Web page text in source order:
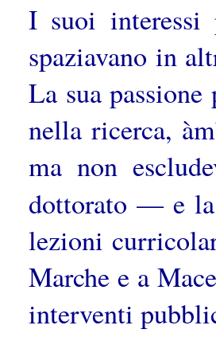
I suoi interessi
spaziavano in
La sua
nella ricerca,
ma non
dottorato — e la
lezioni
Marche e a
interventi